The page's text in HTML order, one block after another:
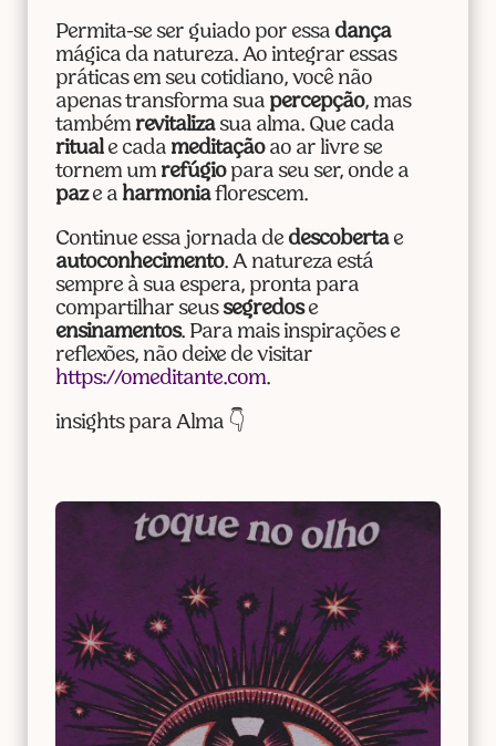
Permita-se ser guiado por essa dança
mágica da natureza. Ao integrar essas
práticas em seu cotidiano, você não
apenas transforma sua percepção, mas
também revitalizasua alma. Que cada
rituale cada meditaçãoao ar livre se
tornem um refúgiopara seu ser, onde a
paze a harmoniaflorescem.
Continue essa jornada de descobertae
autoconhecimento. A natureza está
sempre à sua espera, pronta para
compartilhar seussegredose
ensinamentos. Para mais inspirações e
reflexões, não deixe de visitar
https://omeditante.com.
insights para Alma 👇